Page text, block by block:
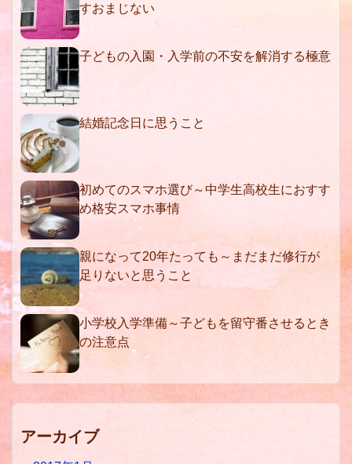
すおまじない
子どもの入園・入学前の不安を解消する極意
結婚記念日に思うこと
初めてのスマホ選び～中学生高校生におすす
め格安スマホ事情
親になって20年たっても～まだまだ修行が
足りないと思うこと
小学校入学準備～子どもを留守番させるとき
の注意点
アーカイブ